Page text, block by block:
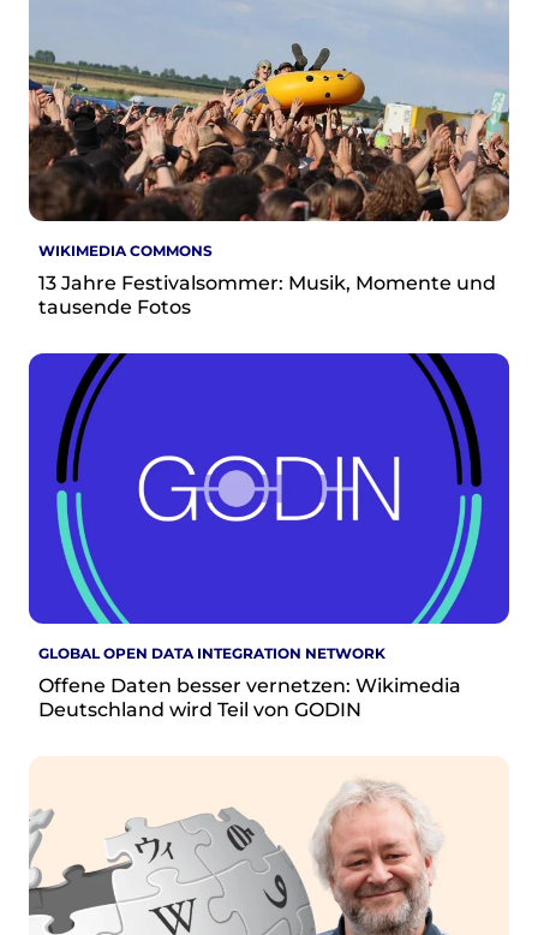
Wikiversity
Wikivoyage
Über uns
Verein
Unsere Werte
Strategische Ausrichtung 2030
Ansprechpartner*innen
Transparenz
Suchanfrage
Suchen
Zum Inhalt überspringen
WIKIMEDIA COMMONS
13 Jahre Festivalsommer: Musik, Momente und
tausende Fotos
GLOBAL OPEN DATA INTEGRATION NETWORK
Offene Daten besser vernetzen: Wikimedia
Deutschland wird Teil von GODIN